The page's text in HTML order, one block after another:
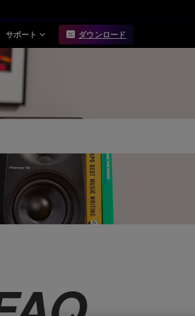
サポート
インフォメーション
リリースノート
ダウンロード